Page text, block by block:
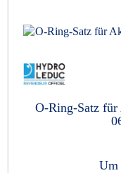
O-Ring-Satz für
Um